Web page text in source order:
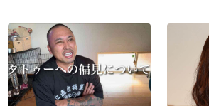
hideって窒息オナニー中に死んだって本当？